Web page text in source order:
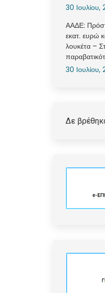
30 Ιουλίου,
ΑΑΔΕ:
εκατ. ευρώ
λουκέτα –
30 Ιουλίου,
Δε